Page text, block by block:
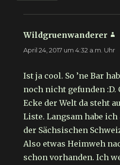
Wildgruenwanderer
April 24, 2017 um 4:32 a.m. Uhr
Ist ja cool. So ’ne Bar
noch nicht gefunden :D.
Ecke der Welt da steht
Liste. Langsam habe
der Sächsischen
Also etwas Heimweh
schon vorhanden. Ich